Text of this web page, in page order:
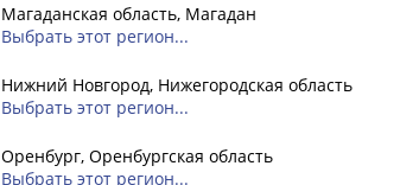
Магаданская область, Магадан
Выбрать этот регион...
Нижний Новгород, Нижегородская область
Выбрать этот регион...
Оренбург, Оренбургская область
Выбрать этот регион...